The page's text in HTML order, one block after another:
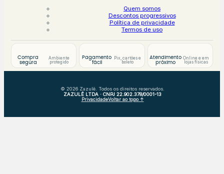
Quem somos
Descontos progressivos
Política de privacidade
Termos de uso
Compra
segura
Ambiente
protegido
Pagamento
fácil
Pix, cartões e
boleto
Atendimento
próximo
Online e em
lojas físicas
© 2026 Zazulê. Todos os direitos reservados.
ZAZULÊ LTDA · CNPJ 22.902.378/0001-13
PrivacidadeVoltar ao topo ↑